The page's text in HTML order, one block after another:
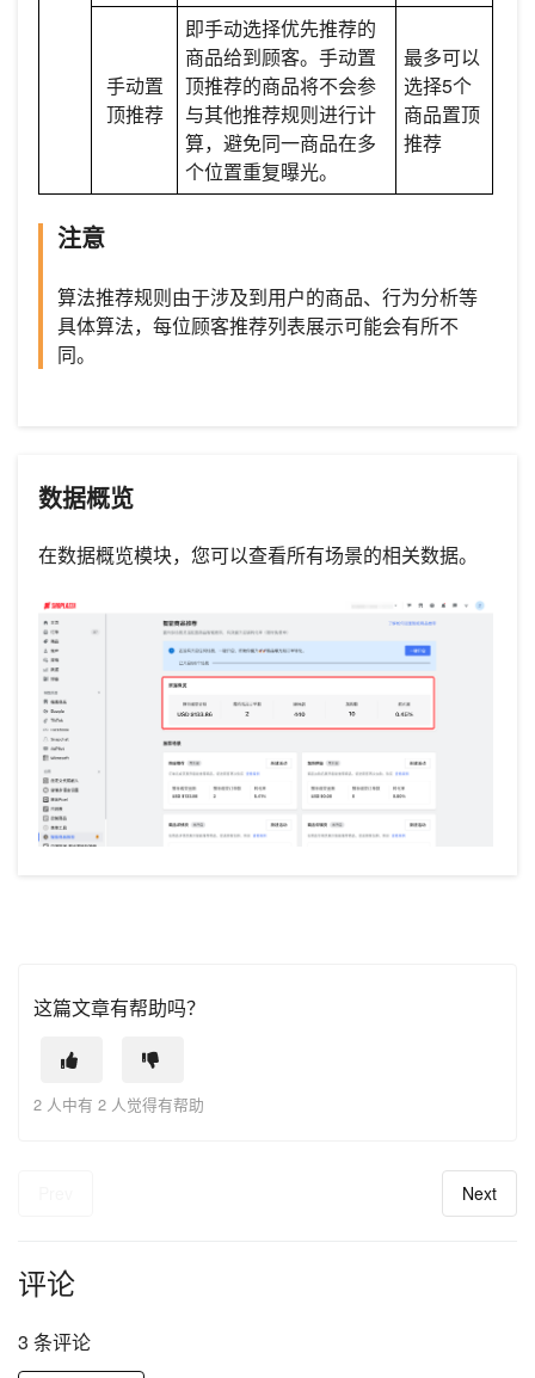
手动置
顶推荐
即手动选择优先推荐的
商品给到顾客。手动置
顶推荐的商品将不会参
与其他推荐规则进行计
算，避免同一商品在多
个位置重复曝光。
最多可以
选择5个
商品置顶
推荐
注意
算法推荐规则由于涉及到用户的商品、行为分析等
具体算法，每位顾客推荐列表展示可能会有所不
同。
数据概览
在数据概览模块，您可以查看所有场景的相关数据。
这篇文章有帮助吗？
2 人中有 2 人觉得有帮助
Next
评论
3 条评论